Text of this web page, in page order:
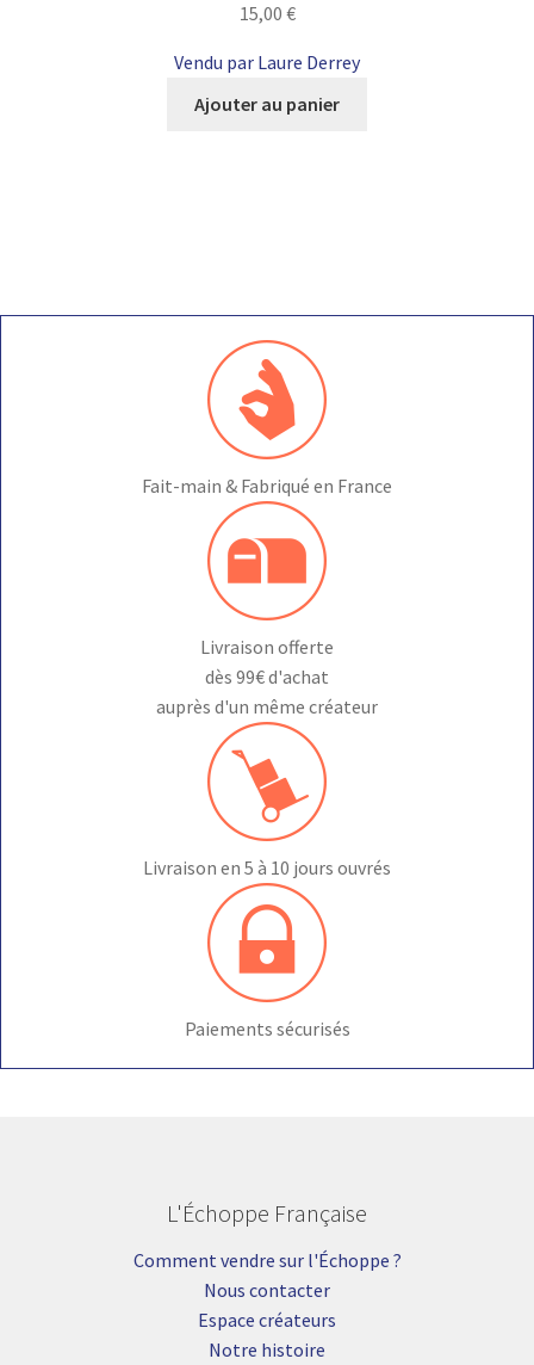
15,00 €
Vendu par Laure Derrey
Ajouter au panier
Fait-main & Fabriqué en France
Livraison offerte
dès 99€ d'achat
auprès d'un même créateur
Livraison en 5 à 10 jours ouvrés
Paiements sécurisés
L'Échoppe Française
Comment vendre sur l'Échoppe ?
Nous contacter
Espace créateurs
Notre histoire